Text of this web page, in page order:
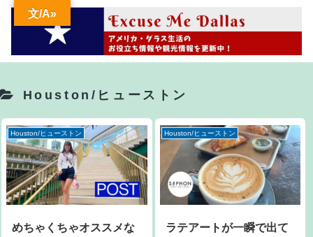
Houston/ヒューストン
Houston/ヒューストン
めちゃくちゃオススメな
Houston/ヒューストン
ラテアートが一瞬で出て
文/A»